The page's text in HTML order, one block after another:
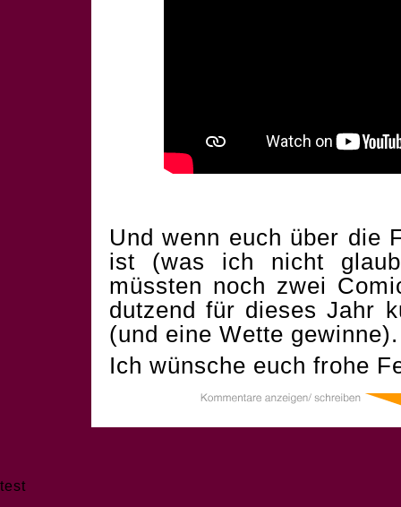
Und wenn euch über die
ist (was ich nicht
müssten noch zwei
dutzend für dieses Jahr
(und eine Wette
Ich wünsche euch frohe
test